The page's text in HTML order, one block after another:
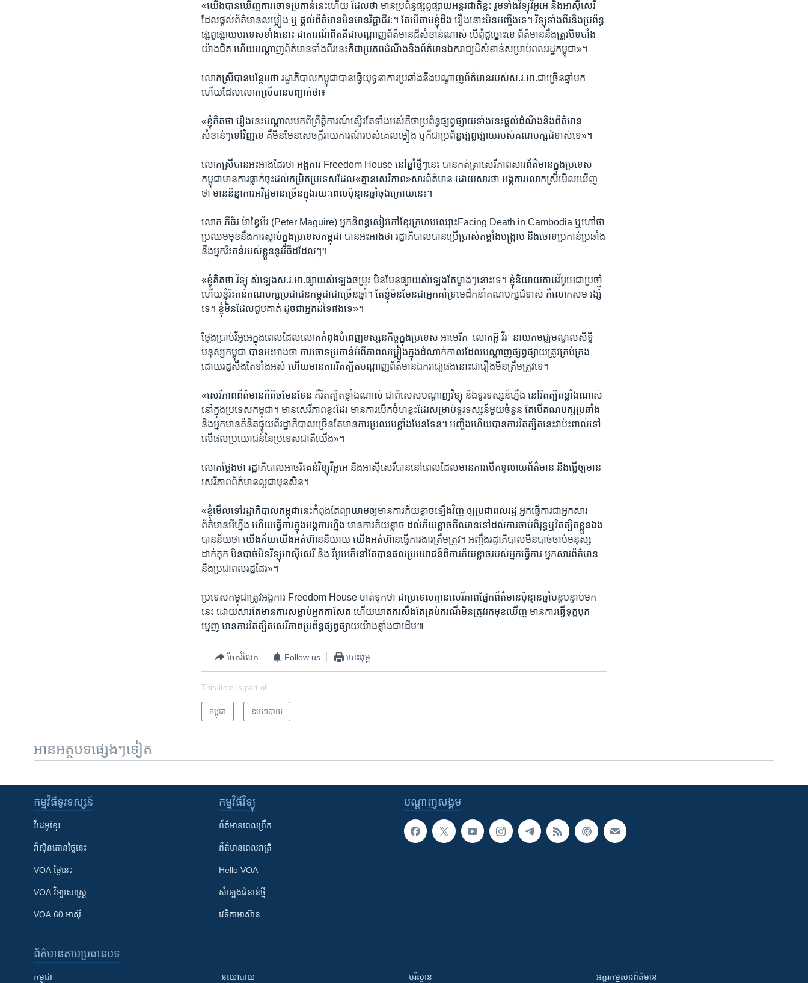
«យើង​បាន​ឃើញ​ការ​ចោទប្រកាន់​នេះ​ហើយ​ ដែល​ថា ​មាន​ប្រព័ន្ធផ្សព្វ​ផ្សាយ​អន្តរជាតិ​ខ្លះ ​រួមទាំង​វិទ្យុ​វីអូអេ ​និង​អាស៊ីសេរី​
ដែល​ផ្តល់​ព័ត៌មាន​លម្អៀង​ ឬ ​ផ្តល់​ព័ត៌មាន​មិនមាន​វិជ្ជាជីវៈ។ ​តែ​បើតាម​ខ្ញុំដឹង ​រឿង​នោះ​មិន​អញ្ចឹង​ទេ។​ វិទ្យុ​ទាំងពីរ​និង​ប្រព័ន្ធ​
ផ្សព្វផ្សាយ​បរទេស​ទាំងនោះ​ ជា​ការណ៍​ពិត​គឺ​ជា​បណ្តាញ​ព័ត៌មាន​ដ៏​សំខាន់​ណាស់ ​បើពុំ​ដូច្នោះទេ​ ព័ត៌មាន​នឹង​ត្រូវ​បិទបាំង​
យ៉ាង​ជិត ​ហើយ​បណ្តាញ​ព័ត៌មាន​ទាំង​ពីរ​នេះ​គឺ​ជា​ប្រភព​ដំណឹង​និង​ព័ត៌មាន​ឯករាជ្យ​ដ៏​សំខាន់​សម្រាប់​ពលរដ្ឋ​កម្ពុជា»។​
លោកស្រី​បាន​បន្ថែម​ថា​ រដ្ឋាភិបាល​កម្ពុជា​បាន​ធ្វើ​យុទ្ធនាការ​ប្រឆាំង​នឹង​បណ្តាញ​ព័ត៌មាន​របស់​ស.រ.អា.ជាច្រើន​ឆ្នាំ​មក​
ហើយ​ដែល​លោក​ស្រី​បាន​បញ្ជាក់​ថា៖​
«ខ្ញុំ​គិត​ថា ​រឿង​នេះ​បណ្តាល​មកពី​ព្រឹត្តិការណ៍​ស្ទើរតែ​ទាំងអស់​គឺ​ថា​ប្រព័ន្ធ​ផ្សព្វផ្សាយ​ទាំងនេះ​ផ្តល់​ដំណឹង​និង​ព័ត៌មាន​
សំខាន់ៗ​ទៅ​វិញ​ទេ​ គឺ​មិនមែន​សេចក្តី​រាយ​ការណ៍​របស់​គេ​លម្អៀង​ ឬ​ក៏​ជា​ប្រព័ន្ធ​ផ្សព្វផ្សាយ​របស់​គណបក្ស​ជំទាស់​ទេ»។​
លោកស្រី​បាន​អះអាង​ដែរ​ថា​ អង្គការ ​Freedom House​ នៅ​ឆ្នាំ​ថ្មីៗ​នេះ​ បាន​កត់ត្រា​សេរីភាព​សារព័ត៌មាន​ក្នុង​ប្រទេស​
កម្ពុជា​មាន​ការ​ធ្លាក់ចុះ​ដល់​កម្រិត​ប្រទេស​ដែល​«គ្មានសេរីភាព»​សារព័ត៌មាន​ ដោយសារ​ថា ​អង្គការ​លោកស្រី​មើល​ឃើញ​
ថា ​មាន​និន្នាការ​អវិជ្ជមាន​ច្រើន​ក្នុង​រយៈ​ពេល​ប៉ុន្មាន​ឆ្នាំ​ចុង​ក្រោយ​នេះ។​
លោក​ ភីធ័រ ម៉ាខ្វៃអ័រ​ (Peter Maguire) ​អ្នកនិពន្ធ​សៀវភៅ​ខ្មែរក្រហម​ឈ្មោះFacing Death​ in ​Cambodia ​ឬហៅ​ថា​
ប្រឈមមុខ​នឹង​ការ​ស្លាប់​ក្នុង​ប្រទេស​កម្ពុជា​ បាន​អះអាង​ថា​ រដ្ឋាភិបាល​បាន​ប្រើប្រាស់​កម្លាំង​បង្ក្រាប​ និង​ចោទ​ប្រកាន់​ប្រឆាំង​
នឹង​អ្នករិះគន់​របស់ខ្លួន​នូវ​វិធី​ដដែលៗ។​
«ខ្ញុំ​គិត​ថា​ វិទ្យុ សំឡេងស.រ.អា.ផ្សាយ​សំឡេងចម្រុះ ​មិនមែន​ផ្សាយ​សំឡេងតែ​ម្ខាងៗ​នោះ​ទេ។​ ខ្ញុំ​និយាយ​តាម​វីអូអេ​ជា​ប្រចាំ​
ហើយ​ខ្ញុំ​រិះគន់​គណបក្ស​ប្រជាជន​កម្ពុជា​ជាច្រើនឆ្នាំ។​ តែ​ខ្ញុំមិន​មែន​ជា​អ្នក​គាំទ្រ​មេ​ដឹកនាំ​គណបក្ស​ជំទាស់ ​គឺ​លោក​សម រង្ស៉ី​
ទេ។​ ខ្ញុំមិន​ដែល​ជួប​គាត់​ ដូចជា​អ្នក​ដទៃ​ផង​ទេ»។​
ថ្លែង​ប្រាប់​វីអូអេ​ក្នុងពេល​ដែល​លោក​កំពុង​បំពេញ​ទស្សនកិច្ច​ក្នុង​ប្រទេស​ អាមេរិក ​ លោក​អ៊ូ វីរៈ ​នាយក​មជ្ឈមណ្ឌល​សិទ្ធិ​
មនុស្ស​កម្ពុជា​ បាន​អះអាង​ថា ​ការ​ចោទ​ប្រកាន់​អំពី​ភាព​លម្អៀង​ក្នុង​ដំណាក់​កាល​ដែល​បណ្តាញ​ផ្សព្វ​ផ្សាយ​ត្រូវគ្រប់​គ្រង​
ដោយ​រដ្ឋ​សឹង​តែ​ទាំងអស់​ ហើយ​មាន​ការ​រិតត្បិត​បណ្តាញ​ព័ត៌មាន​ឯករាជ្យ​ផង​នោះ​ជារឿង​មិន​ត្រឹម​ត្រូវ​ទេ។
«សេរីភាព​ព័ត៌មាន​គឺ​តិចមែន​ទែន​ គឺរិត​ត្បិត​ខ្លាំងណាស់​ ជាពិសេស​បណ្តាញ​វិទ្យុ ​និង​ទូរទស្សន៍​ហ្នឹង ​នៅ​រិតត្បិត​ខ្លាំងណាស់​
នៅក្នុង​ប្រទេស​កម្ពុជា។​ មាន​សេរីភាព​ខ្លះ​ដែរ​ មាន​ការ​បើក​ចំហខ្លះ​ដែរ​សម្រាប់​ទូរទស្សន៍​មួយ​ចំនួន​ តែបើ​គណបក្ស​ប្រឆាំង​
និងអ្នក​មាន​គំនិត​ផ្ទុយ​ពី​រដ្ឋាភិបាល​ច្រើន​តែ​មាន​ការ​ប្រឈម​ខ្លាំង​មែនទែន។​ អញ្ចឹង​ហើយ​បាន​ការ​រិតត្បិត​នេះ​វា​ប៉ះពាល់​ទៅ​
លើ​ផល​ប្រយោជន៍​នៃ​ប្រទេស​ជាតិ​យើង»។​
លោក​ថ្លែង​ថា ​រដ្ឋាភិបាល​អាច​រិះគន់​វិទ្យុ​វីអូអេ​ និង​អាស៊ី​សេរី​បាន​នៅ​ពេល​ដែល​មាន​ការ​បើក​ទូលាយ​ព័ត៌មាន​ និង​ធ្វើឲ្យ​មាន​
សេរីភាព​ព័ត៌មាន​ល្អជា​មុន​សិន។​
«ខ្ញុំ​មើល​ទៅ​រដ្ឋាភិបាល​កម្ពុជា​នេះ​កំពុង​តែ​ព្យាយាម​ឲ្យមាន​ការ​ភ័យខ្លាច​ឡើង​វិញ ​ឲ្យ​ប្រជា​ពលរដ្ឋ​ អ្នក​ធ្វើការ​ជា​អ្នក​សារ​
ព័ត៌មាន​អីហ្នឹង​ ហើយ​ធ្វើការ​ក្នុង​អង្គការ​ហ្នឹង​ មាន​ការភ័យខ្លាច​ ដល់​ភ័យ​ខ្លាច​គឺ​ឈាន​ទៅដល់​ការ​ចាប់​ពិរុទ្ធឬ​រិតត្បិត​ខ្លួន​ឯង
បាន​ន័យ​ថា​ យើង​ភ័យ​យើងអត់​ហ៊ាន​និយាយ​ យើង​អត់​ហ៊ាន​ធ្វើ​ការងារ​ត្រឹមត្រូវ។​ អញ្ចឹង​រដ្ឋាភិបាល​មិនបាច់​ចាប់​មនុស្ស​
ដាក់​គុក​ មិន​បាច់​បិទវិទ្យុ​អាស៊ីសេរី ​និង ​វីអូអេ​ក៏​នៅតែ​បាន​ផល​ប្រយោជន៍​ពី​ការ​ភ័យ​ខ្លាច​របស់​អ្នក​ធ្វើការ ​អ្នក​សារ​ព័ត៌មាន​
និង​ប្រជា​ពលរដ្ឋ​ដែរ»។​
ប្រទេស​កម្ពុជា​ត្រូវ​អង្គការ​ Freedom House​ ចាត់​ទុក​ថា​ ជា​ប្រទេស​គ្មាន​សេរីភាព​ផ្នែក​ព័ត៌មាន​ប៉ុន្មាន​ឆ្នាំ​បន្តបន្ទាប់​មក​
នេះ​ ដោយសារ​តែ​មាន​ការ​សម្លាប់​អ្នក​កាសែត​ ហើយ​ឃាតករ​សឹងតែ​គ្រប់ករណី​មិន​ត្រូវ​រក​មុខ​ឃើញ​ មាន​ការ​ធ្វើ​ទុក្ខបុក​
ម្នេញ​ មាន​ការរិតត្បិត​សេរីភាព​ប្រព័ន្ធ​ផ្សព្វផ្សាយ​យ៉ាង​ខ្លាំង​ជាដើម៕
ចែករំលែក Follow us បោះពុម្ព
This item is part of
កម្ពុជា នយោបាយ
អានអត្ថបទផ្សេងៗទៀត
បណ្តាញ​សង្គម
កម្មវិធី​ទូរទស្សន៍
វីដេអូ​ខ្មែរ
វ៉ាស៊ីនតោន​ថ្ងៃ​នេះ
VOA ថ្ងៃនេះ
VOA ​វិទ្យាសាស្ត្រ
VOA 60 អាស៊ី
កម្មវិធី​វិទ្យុ
ព័ត៌មាន​ពេល​ព្រឹក
ព័ត៌មាន​​ពេល​រាត្រី
Hello VOA
សំឡេង​ជំនាន់​ថ្មី
វេទិកា​អាស៊ាន
ព័ត៌មាន​តាមប្រធានបទ​
កម្ពុជា នយោបាយ បរិស្ថាន អក្ខរកម្មសារព័ត៌មាន